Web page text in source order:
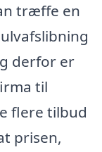
træffe en
derfor er
til
flere tilbud
prisen,